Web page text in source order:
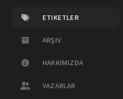
ETIKETLER
ARŞIV
HAKKIMIZDA
YAZARLAR